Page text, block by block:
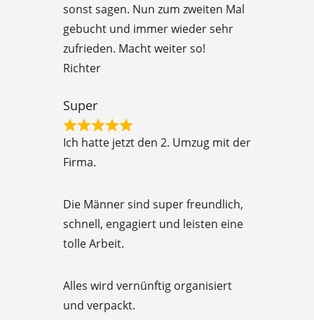
d
5
t
o
f
sonst sagen. Nun zum zweiten Mal
gebucht und immer wieder sehr
zufrieden. Macht weiter so!
Richter
Super
R
d
5
o
t
o
Ich hatte jetzt den 2. Umzug mit der
Firma.
Die Männer sind super freundlich,
schnell, engagiert und leisten eine
tolle Arbeit.
Alles wird vernünftig organisiert
und verpackt.